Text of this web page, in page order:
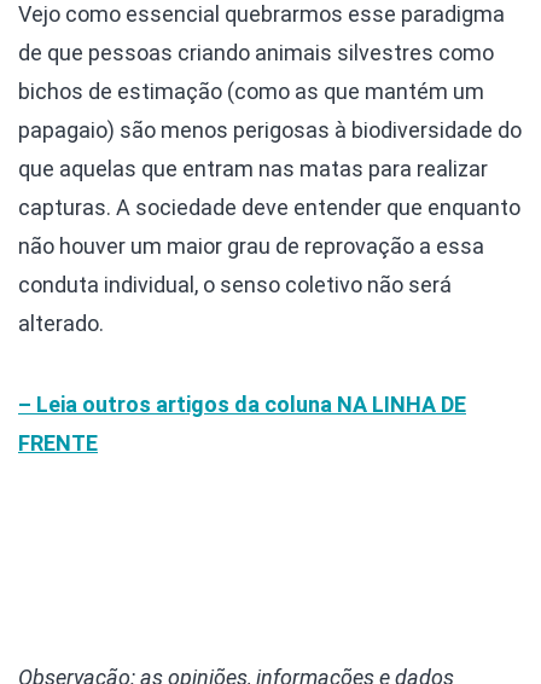
Vejo como essencial quebrarmos esse paradigma
de que pessoas criando animais silvestres como
bichos de estimação (como as que mantém um
papagaio) são menos perigosas à biodiversidade do
que aquelas que entram nas matas para realizar
capturas. A sociedade deve entender que enquanto
não houver um maior grau de reprovação a essa
conduta individual, o senso coletivo não será
alterado.
– Leia outros artigos da coluna NA LINHA DE
FRENTE
Observação: as opiniões, informações e dados